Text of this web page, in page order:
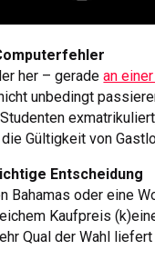
her – geradean
unbedingt
Gültigkeit von
Entscheidung
Bahamas oder eine
Kaufpreis
Qual der Wahl